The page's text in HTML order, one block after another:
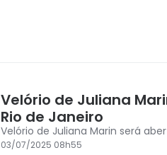
Velório de Juliana
Rio de Janeiro
Velório de Juliana Marin será
03/07/2025 08h55